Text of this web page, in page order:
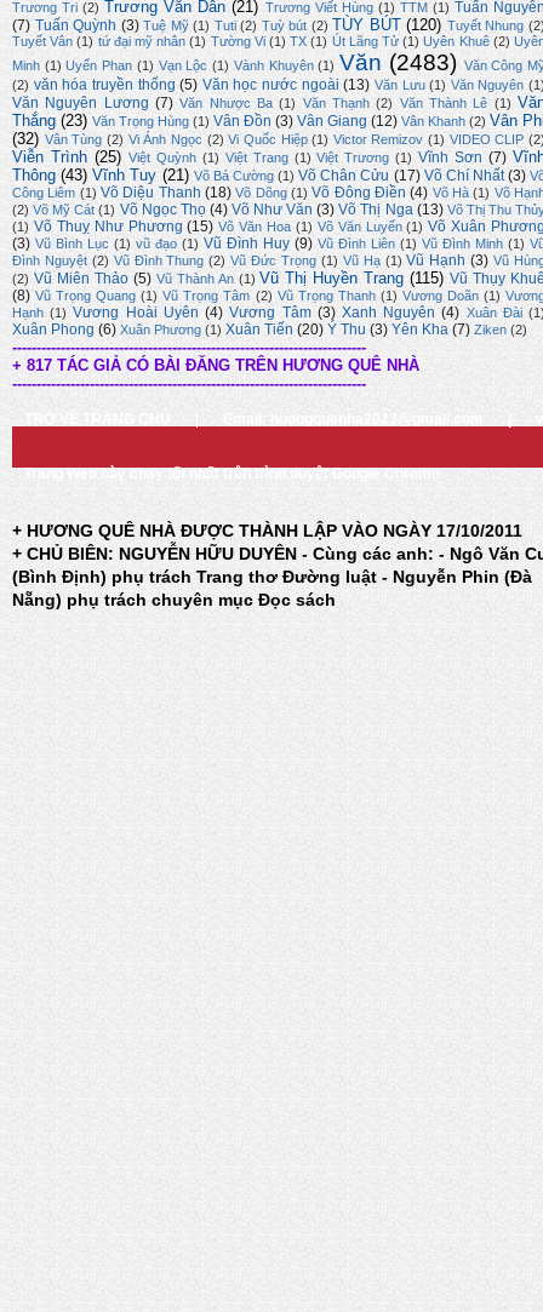
Trương Tri (2) Trương Văn Dân (21) Trương Viết Hùng (1) TTM (1) Tuấn
(7) Tuấn Quỳnh (3) Tuệ Mỹ (1) Tuti (2) Tuỳ bút (2) TÙY BÚT (120) Tuyết Nhung
Tuyết Vân (1) tứ đại mỹ nhân (1) Tường Vi (1) TX (1) Út Lãng Tử (1) Uyên Khuê (2)
Minh (1) Uyển Phan (1) Vạn Lộc (1) Vành Khuyên (1) Văn (2483) Văn Công
(2) văn hóa truyền thống (5) Văn học nước ngoài (13) Văn Lưu (1) Văn Nguyên
Văn Nguyên Lương (7) Văn Nhược Ba (1) Văn Thạnh (2) Văn Thành Lê (1)
Thắng (23) Văn Trọng Hùng (1) Vân Đồn (3) Vân Giang (12) Vân Khanh (2) Vân
(32) Vân Tùng (2) Vi Ánh Ngọc (2) Vi Quốc Hiệp (1) Victor Remizov (1) VIDEO CLIP
Viễn Trình (25) Việt Quỳnh (1) Việt Trang (1) Việt Trương (1) Vĩnh Sơn (7)
Thông (43) Vĩnh Tuy (21) Võ Bá Cường (1) Võ Chân Cửu (17) Võ Chí Nhất (3)
Công Liêm (1) Võ Diệu Thanh (18) Võ Dõng (1) Võ Đông Điền (4) Võ Hà (1) Võ
(2) Võ Mỹ Cát (1) Võ Ngọc Thọ (4) Võ Như Văn (3) Võ Thị Nga (13) Võ Thị Thu
(1) Võ Thuỵ Như Phương (15) Võ Văn Hoa (1) Võ Văn Luyến (1) Võ Xuân
(3) Vũ Bình Lục (1) vũ đạo (1) Vũ Đình Huy (9) Vũ Đình Liên (1) Vũ Đình Minh (1)
Đình Nguyệt (2) Vũ Đình Thung (2) Vũ Đức Trọng (1) Vũ Hạ (1) Vũ Hạnh (3) Vũ
(2) Vũ Miên Thảo (5) Vũ Thành An (1) Vũ Thị Huyền Trang (115) Vũ Thụy
(8) Vũ Trọng Quang (1) Vũ Trọng Tâm (2) Vũ Trọng Thanh (1) Vương Doãn (1)
Hạnh (1) Vương Hoài Uyên (4) Vương Tâm (3) Xanh Nguyên (4) Xuân Đài
Xuân Phong (6) Xuân Phương (1) Xuân Tiến (20) Ý Thu (3) Yên Kha (7) Ziken (2)
-------------------------------------------------------------------------
+ 817 TÁC GIẢ CÓ BÀI ĐĂNG TRÊN HƯƠNG QUÊ NHÀ
-------------------------------------------------------------------------
TRỞ VỀ TRANG CHỦ Email: huongquenha2023@gmail.com
Trang Web này chạy tốt nhất trên trình duyệt Google Chrome
+ HƯƠNG QUÊ NHÀ ĐƯỢC THÀNH LẬP VÀO NGÀY 17/10/2011
+ CHỦ BIÊN: NGUYỄN HỮU DUYÊN - Cùng các anh: - Ngô Văn
(Bình Định) phụ trách Trang thơ Đường luật - Nguyễn Phin (Đà
Nẵng) phụ trách chuyên mục Đọc sách